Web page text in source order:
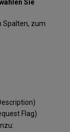
Sie
Spalten, zum
Flag)